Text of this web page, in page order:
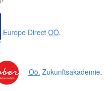
Europe Direct OÖ.
Oö. Zukunftsakademie.